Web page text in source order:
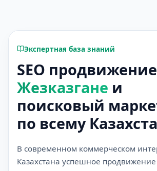
Экспертная база знаний
SEO продвижение
Жезказгане и
поисковый
по всему
В современном коммерческом
Казахстана успешное продвижение